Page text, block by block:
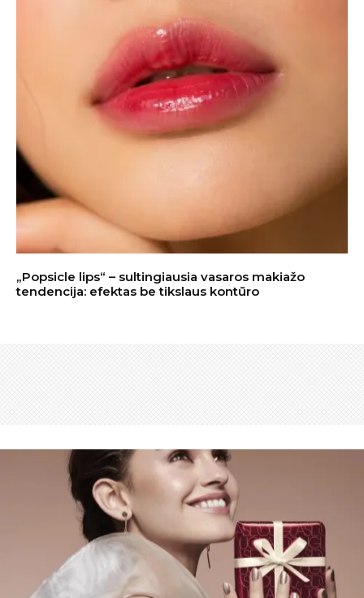
„Popsicle lips“ – sultingiausia vasaros makiažo
tendencija: efektas be tikslaus kontūro